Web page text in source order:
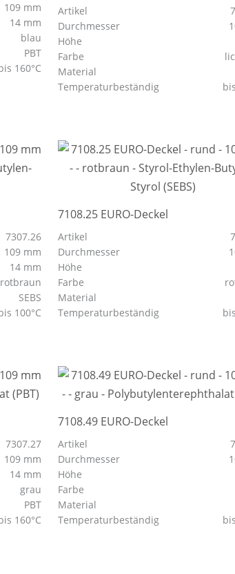
109 mm
14 mm
blau
PBT
160°C
Artikel
Durchmesser
Höhe
Farbe
Material
Temperaturbeständig
7307.26
109 mm
14 mm
rotbraun
SEBS
100°C
7108.25 EURO-Deckel
Artikel
Durchmesser
Höhe
Farbe
Material
Temperaturbeständig
7307.27
109 mm
14 mm
grau
PBT
160°C
7108.49 EURO-Deckel
Artikel
Durchmesser
Höhe
Farbe
Material
Temperaturbeständig